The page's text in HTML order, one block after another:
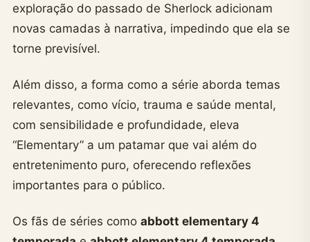
exploração do passado de Sherlock adicionam
novas camadas à narrativa, impedindo que ela se
torne previsível.
Além disso, a forma como a série aborda temas
relevantes, como vício, trauma e saúde mental,
com sensibilidade e profundidade, eleva
“Elementary” a um patamar que vai além do
entretenimento puro, oferecendo reflexões
importantes para o público.
Os fãs de séries como abbott elementary 4